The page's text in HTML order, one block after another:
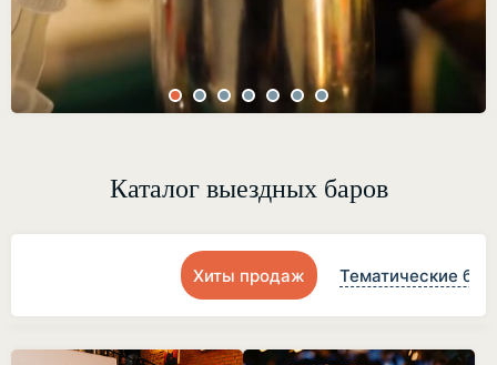
Каталог выездных баров
Хиты продаж Тематические